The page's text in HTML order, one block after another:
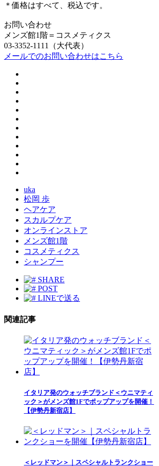
＊価格はすべて、税込です。
お問い合わせ
メンズ館1階＝コスメティクス
03-3352-1111（大代表）
メールでのお問い合わせはこちら
uka
松岡 歩
ヘアケア
スカルプケア
オンラインストア
メンズ館1階
コスメティクス
シャンプー
SHARE
POST
LINEで送る
関連記事
イタリア発のウォッチブランド＜ウニマティ
ック＞がメンズ館1Fでポップアップを開催！
【伊勢丹新宿店】
＜レッドマン＞｜スペシャルトランクショー